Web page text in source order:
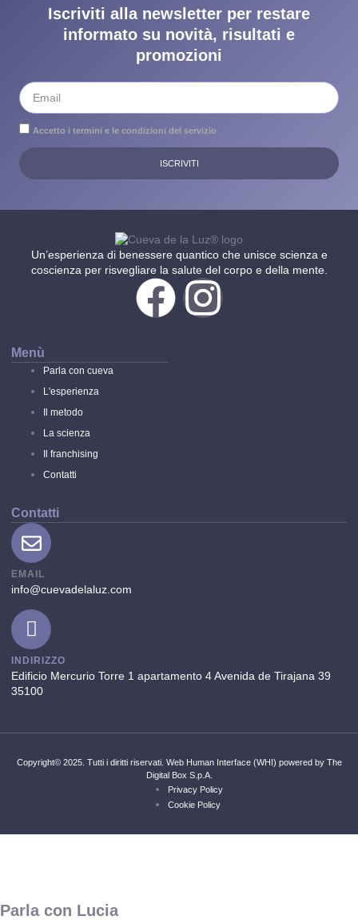
Iscriviti alla newsletter per restare
informato su novità, risultati e
promozioni
Accetto i termini e le condizioni del servizio
ISCRIVITI
Un’esperienza di benessere quantico che unisce scienza e
coscienza per risvegliare la salute del corpo e della mente.
Menù
Parla con cueva
L'esperienza
Il metodo
La scienza
Il franchising
Contatti
Contatti
EMAIL
info@cuevadelaluz.com
INDIRIZZO
Edificio Mercurio Torre 1 apartamento 4 Avenida de Tirajana 39
35100
Copyright© 2025. Tutti i diritti riservati. Web Human Interface (WHI) powered by The
Digital Box S.p.A.
Privacy Policy
Cookie Policy
Parla con Lucia